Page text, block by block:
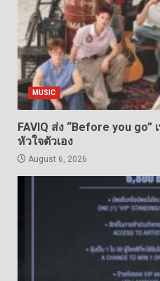
MUSIC
FAVIQ ส่ง “Before you
หัวใจตัวเอง
August 6, 2026